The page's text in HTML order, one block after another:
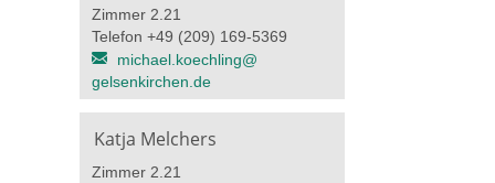
Zimmer 2.21
Telefon +49 (209) 169-5369
michael.koechling@​
gelsenkirchen.de
Katja Melchers
Zimmer 2.21